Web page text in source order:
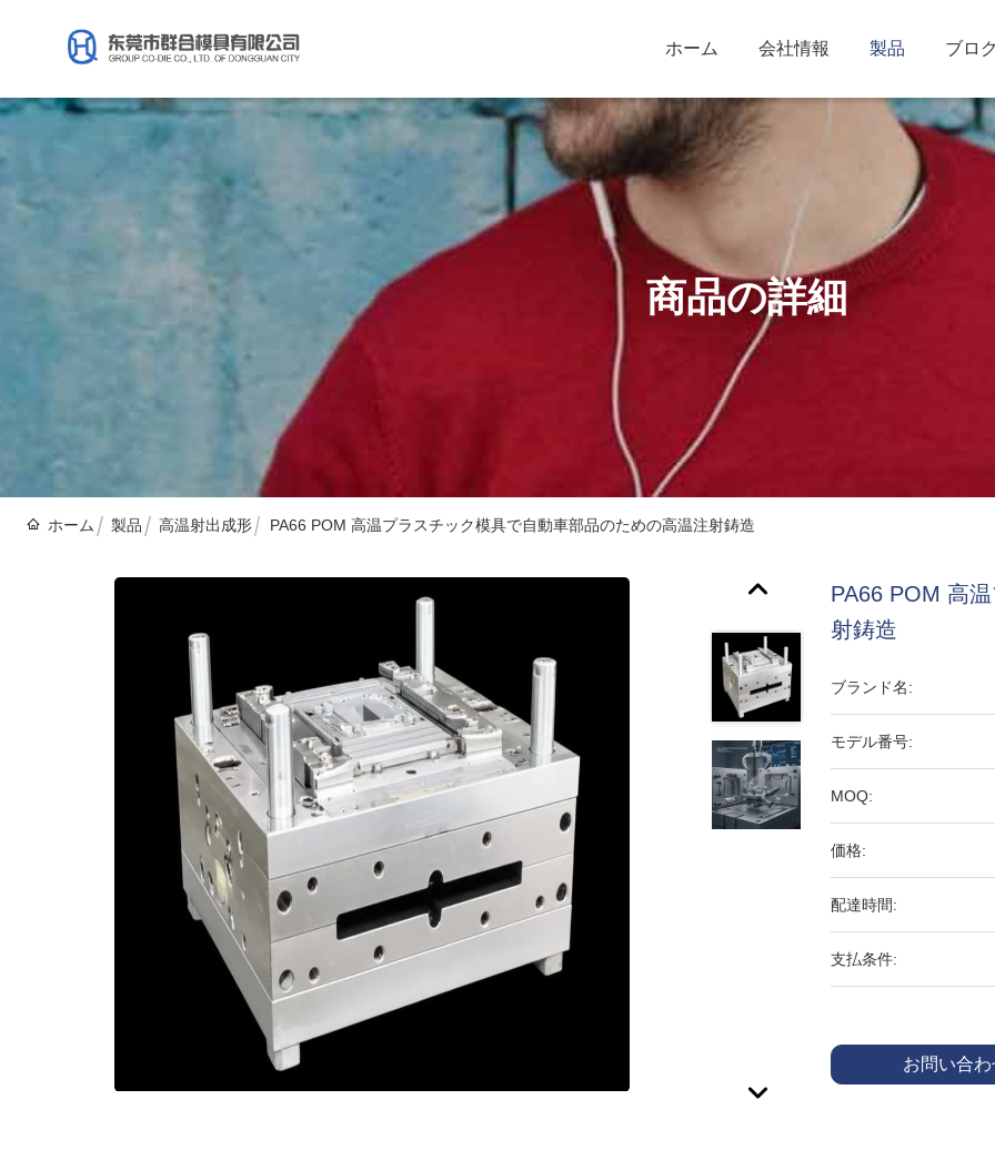
ホーム 会社情報 製品 ブロ
商品の詳細
ホーム 製品 高温射出成形 PA66 POM 高温プラスチック模具で自動車部品のための高温注射鋳造
PA66 POM 高
射鋳造
ブランド名:
モデル番号:
MOQ:
価格:
配達時間:
支払条件:
お問い合わ